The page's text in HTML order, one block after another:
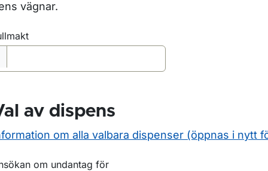
vägnar.
av dispens
om alla valbara dispenser (öppnas i nytt
om undantag för